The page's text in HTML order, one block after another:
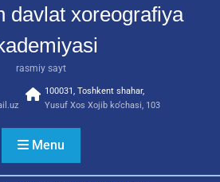
natijalari
davlat xoreografiya
rasmiy sayt
100031, Toshkent shahar,
Yusuf Xos Xojib ko‘chasi, 103
Menu